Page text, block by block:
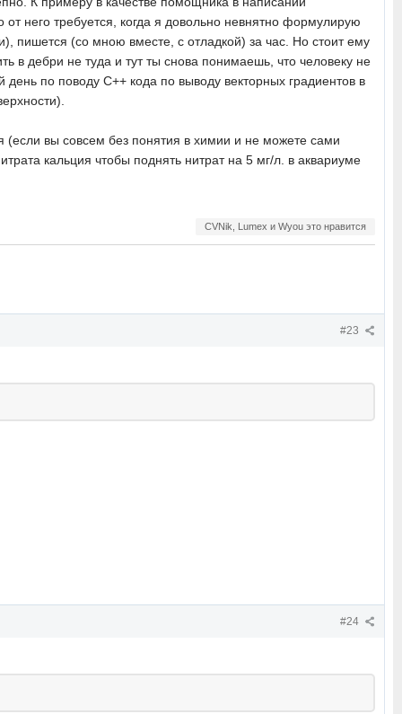
него требуется, когда я довольно невнятно формулирую
пишется (со мною вместе, с отладкой) за час. Но стоит ему
в дебри не туда и тут ты снова понимаешь, что человеку не
по поводу С++ кода по выводу векторных градиентов в
(если вы совсем без понятия в химии и не можете сами
кальция чтобы поднять нитрат на 5 мг/л. в аквариуме
CVNik, Lumex и Wyou это нравится
#23
#24